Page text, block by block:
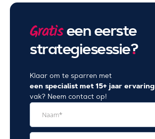
Gratiseen eerste
strategiesessie?
Klaar om te sparren met
een specialist met 15+ jaar ervaring
vak? Neem contact op!